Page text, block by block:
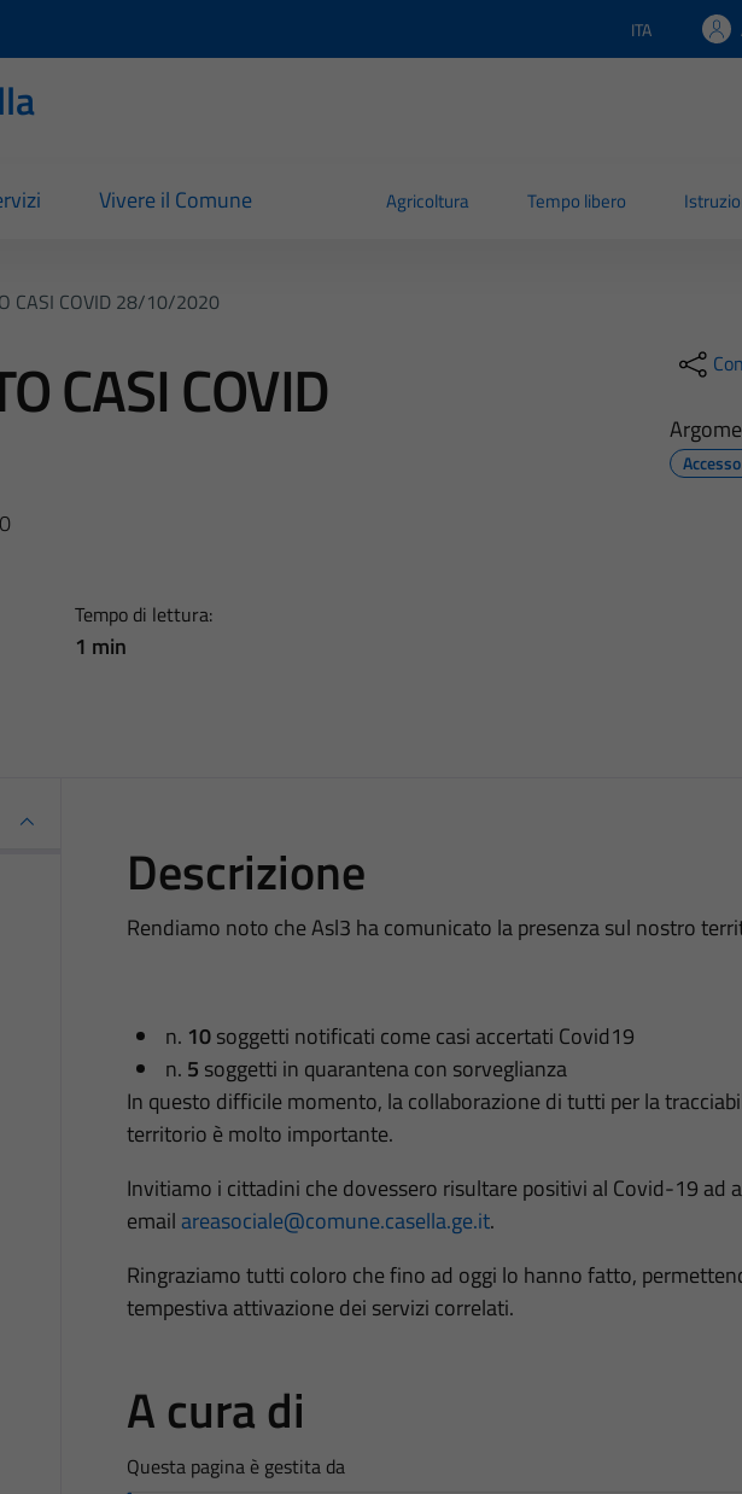
Lingua attiva:
ITA
Vivere il Comune Agricoltura Tempo libero
CASI COVID 28/10/2020
CASI COVID
Tempo di lettura:
1 min
Descrizione
Rendiamo noto che Asl3 ha comunicato la presenza sul nostro
n. 10soggetti notificati come casi accertati Covid19
n. 5 soggetti in quarantena con sorveglianza
In questo difficile momento, la collaborazione di tutti per la
territorio è molto importante.
Invitiamo i cittadini che dovessero risultare positivi al Covid-19 ad
emailareasociale@comune.casella.ge.it.
Ringraziamo tutti coloro che fino ad oggi lo hanno fatto,
tempestiva attivazione dei servizi correlati.
A cura di
Questa pagina è gestita da